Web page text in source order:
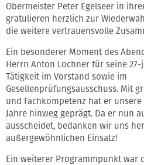
Obermeister Peter Egelseer in
gratulieren herzlich zur
die weitere vertrauensvolle
Ein besonderer Moment des
Herrn Anton Lochner für seine
Tätigkeit im Vorstand sowie im
Gesellenprüfungsausschuss. Mit
und Fachkompetenz hat er
Jahre hinweg geprägt. Da er nun
ausscheidet, bedanken wir uns
außergewöhnlichen Einsatz!
Ein weiterer Programmpunkt war